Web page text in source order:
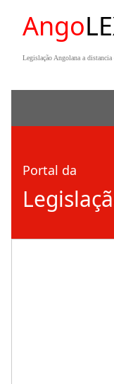
Ango
Legislação Angolana a
Portal da